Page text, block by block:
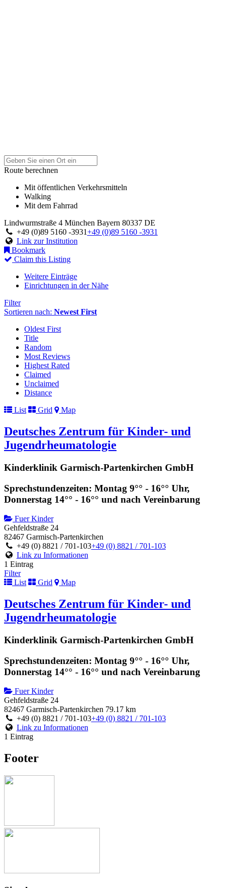
Route berechnen
Mit öffentlichen Verkehrsmitteln
Walking
Mit dem Fahrrad
Lindwurmstraße 4 München Bayern 80337 DE
+49 (0)89 5160 -3931+49 (0)89 5160 -3931
Link zur Institution
Bookmark
Claim this Listing
Weitere Einträge
Einrichtungen in der Nähe
Filter
Sortieren nach: Newest First
Oldest First
Title
Random
Most Reviews
Highest Rated
Claimed
Unclaimed
Distance
List
Grid Map
Deutsches Zentrum für Kinder- und
Jugendrheumatologie
Kinderklinik Garmisch-Partenkirchen GmbH
Sprechstundenzeiten: Montag 9°° - 16°° Uhr,
Donnerstag 14°° - 16°° und nach Vereinbarung
Fuer Kinder
Gehfeldstraße 24
82467 Garmisch-Partenkirchen
+49 (0) 8821 / 701-103+49 (0) 8821 / 701-103
Link zu Informationen
1 Eintrag
Filter
List
Grid Map
Deutsches Zentrum für Kinder- und
Jugendrheumatologie
Kinderklinik Garmisch-Partenkirchen GmbH
Sprechstundenzeiten: Montag 9°° - 16°° Uhr,
Donnerstag 14°° - 16°° und nach Vereinbarung
Fuer Kinder
Gehfeldstraße 24
82467 Garmisch-Partenkirchen 79.17 km
+49 (0) 8821 / 701-103+49 (0) 8821 / 701-103
Link zu Informationen
1 Eintrag
Footer